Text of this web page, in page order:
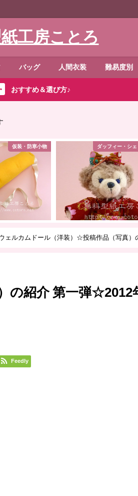
工房ことろ
バッグ 人間衣装 難易度別
おすすめ＆選び方♪
仮装・防寒小物 ダッフィー・シ
ェルカムドール（洋装）☆投稿作品（写真）
の紹介 第一弾☆2012
Feedly